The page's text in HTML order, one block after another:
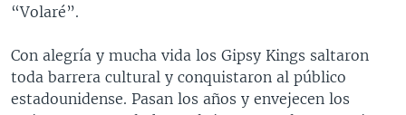
“Volaré”.
Con alegría y mucha vida los Gipsy Kings saltaron
toda barrera cultural y conquistaron al público
estadounidense. Pasan los años y envejecen los